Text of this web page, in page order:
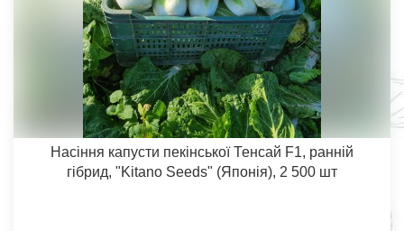
Насіння капусти пекінської Тенсай F1, ранній
гібрид, "Kitano Seeds" (Японія), 2 500 шт